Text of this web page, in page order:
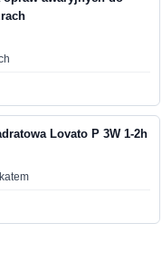
Lovato P 3W 1-2h